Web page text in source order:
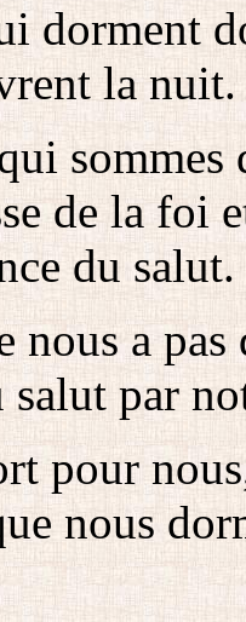
dorment
la nuit.
sommes
de la foi
du salut.
nous a pas
par
pour
nous